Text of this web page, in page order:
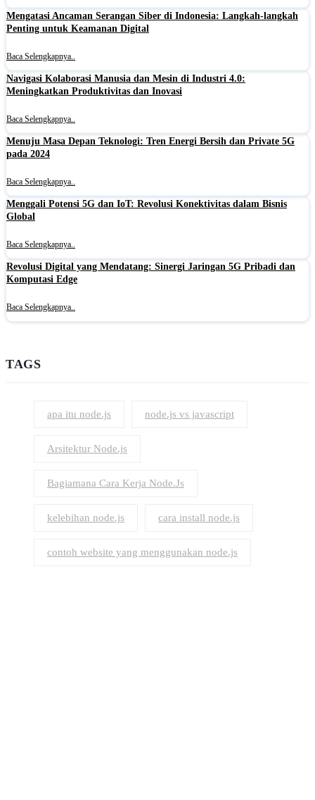
Mengatasi Ancaman Serangan Siber di Indonesia: Langkah-langkah
Penting untuk Keamanan Digital
Baca Selengkapnya..
Navigasi Kolaborasi Manusia dan Mesin di Industri 4.0:
Meningkatkan Produktivitas dan Inovasi
Baca Selengkapnya..
Menuju Masa Depan Teknologi: Tren Energi Bersih dan Private 5G
pada 2024
Baca Selengkapnya..
Menggali Potensi 5G dan IoT: Revolusi Konektivitas dalam Bisnis
Global
Baca Selengkapnya..
Revolusi Digital yang Mendatang: Sinergi Jaringan 5G Pribadi dan
Komputasi Edge
Baca Selengkapnya..
TAGS
apa itu node.js node.js vs javascript
Arsitektur Node.js
Bagiamana Cara Kerja Node.Js
kelebihan node.js cara install node.js
contoh website yang menggunakan node.js